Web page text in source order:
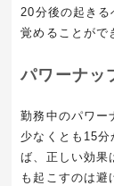
20分後の起きる
覚めることがで
パワーナッ
勤務中のパワー
少なくとも15
ば、正しい効果
も起こすのは避